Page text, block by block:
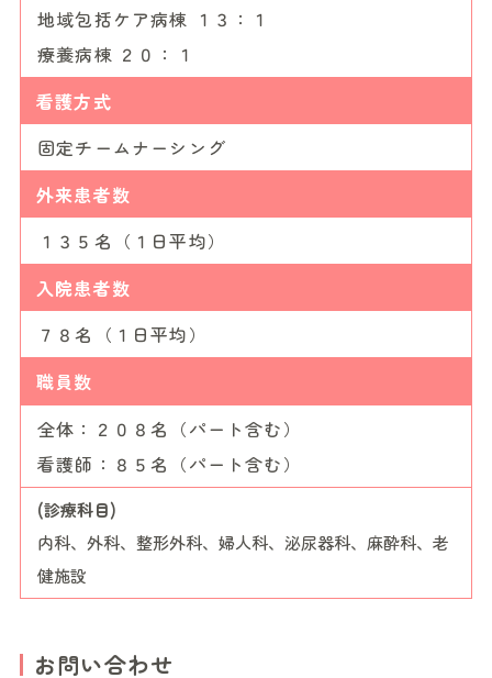
地域包括ケア病棟 １３：１
療養病棟 ２０：１
看護方式
固定チームナーシング
外来患者数
１３５名（１日平均）
入院患者数
７８名（１日平均）
職員数
全体：２０８名（パート含む）
看護師：８５名（パート含む）
(診療科目)
内科、外科、整形外科、婦人科、泌尿器科、麻酔科、老
健施設
お問い合わせ